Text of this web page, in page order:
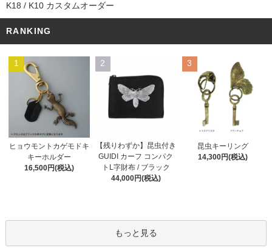
K18 / K10 カスタムオーダー
RANKING
1
ヒョウモントカゲモドキ
キーホルダー
16,500円(税込)
2
【残りわずか】昆虫付き
GUIDI カーフ コンパク
トL字財布 / ブラック
44,000円(税込)
3
昆虫キーリング
14,300円(税込)
もっと見る